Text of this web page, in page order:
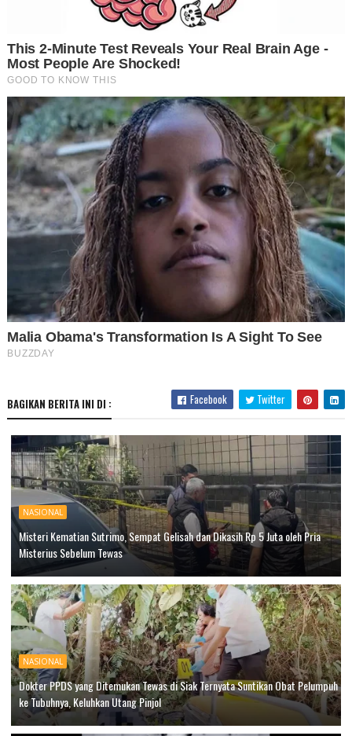
BAGIKAN BERITA INI DI : Facebook Twitter
NASIONAL
Misteri Kematian Sutrimo, Sempat Gelisah dan Dikasih Rp 5 Juta oleh Pria
Misterius Sebelum Tewas
NASIONAL
Dokter PPDS yang Ditemukan Tewas di Siak Ternyata Suntikan Obat Pelumpuh
ke Tubuhnya, Keluhkan Utang Pinjol